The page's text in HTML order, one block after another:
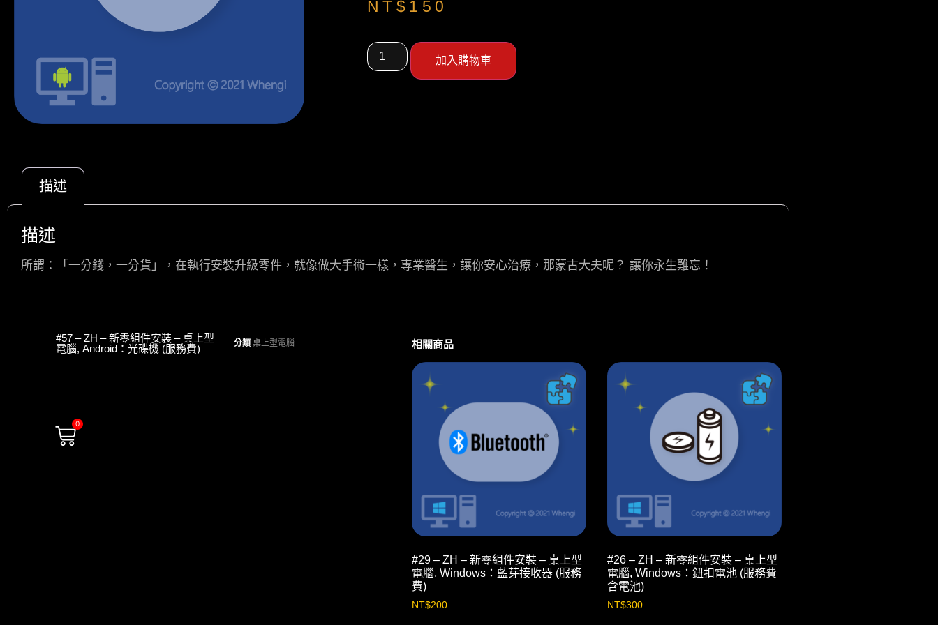
NT$ 150
加入購物車
描述
描述
所謂：「一分錢，一分貨」，在執行安裝升級零件，就像做大手術一樣，專業醫生，讓你安心治療，那蒙古大夫呢？ 讓你永生難忘！
#57 – ZH – 新零組件安裝 – 桌上型
電腦, Android：光碟機 (服務費)
分類 桌上型電腦
0
相關商品
#29 – ZH – 新零組件安裝 – 桌上型
電腦, Windows：藍芽接收器 (服務
費)
NT$200
#26 – ZH – 新零組件安裝 – 桌上型
電腦, Windows：鈕扣電池 (服務費
含電池)
NT$300